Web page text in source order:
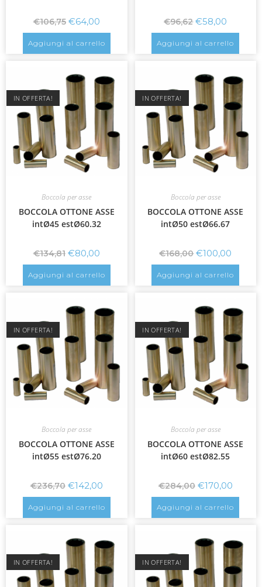
€106,75 €64,00
Aggiungi al carrello
€96,62 €58,00
Aggiungi al carrello
IN OFFERTA!
Boccola per asse
BOCCOLA OTTONE ASSE
intØ45 estØ60.32
€134,81 €80,00
Aggiungi al carrello
IN OFFERTA!
Boccola per asse
BOCCOLA OTTONE ASSE
intØ50 estØ66.67
€168,00 €100,00
Aggiungi al carrello
IN OFFERTA!
Boccola per asse
BOCCOLA OTTONE ASSE
intØ55 estØ76.20
€236,70 €142,00
Aggiungi al carrello
IN OFFERTA!
Boccola per asse
BOCCOLA OTTONE ASSE
intØ60 estØ82.55
€284,00 €170,00
Aggiungi al carrello
IN OFFERTA! IN OFFERTA!